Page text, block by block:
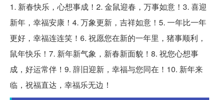
1. 新春快乐，心想事成！2. 金鼠迎春，万事如意！3. 喜迎
新年，幸福安康！4. 万象更新，吉祥如意！5. 一年比一年
更好，幸福连连笑！6. 祝愿您在新的一年里，猪事顺利，
鼠年快乐！7. 新年新气象，新春新面貌！8. 祝您心想事
成，好运常伴！9. 辞旧迎新，幸福与您同在！10. 新年来
临，祝福直达，幸福乐无边！